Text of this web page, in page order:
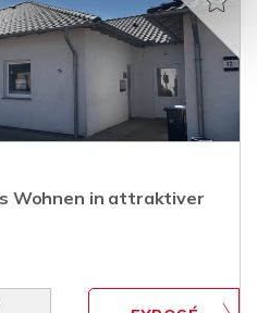
Wohnen in attraktiver